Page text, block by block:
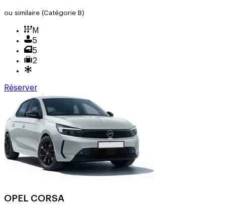
ou similaire (Catégorie B)
M
5
5
2
Réserver
OPEL CORSA